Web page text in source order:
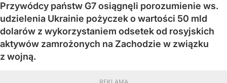
Przywódcy państw G7 osiągnęli porozumienie ws.
udzielenia Ukrainie pożyczek o wartości 50 mld
dolarów z wykorzystaniem odsetek od rosyjskich
aktywów zamrożonych na Zachodzie w związku
z wojną.